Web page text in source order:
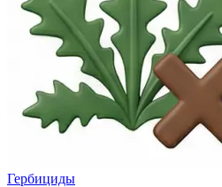
Гербициды